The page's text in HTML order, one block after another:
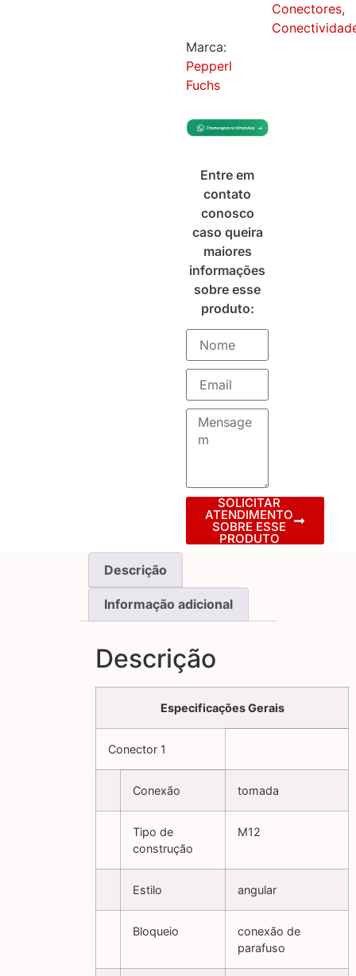
Conectores,
Marca:
Pepperl
Fuchs
Entre em
contato
conosco
caso queira
maiores
informações
sobre esse
produto:
SOLICITAR
ATENDIMENTO
SOBRE ESSE
PRODUTO
Descrição
Informação adicional
Descrição
Especificações Gerais
Conector 1
Conexão tomada
Tipo de
construção
M12
Estilo angular
Bloqueio
conexão de
parafuso